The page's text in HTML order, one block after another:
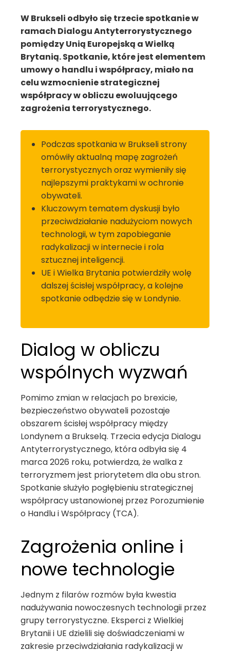
W Brukseli odbyło się trzecie spotkanie w
ramach Dialogu Antyterrorystycznego
pomiędzy Unią Europejską a Wielką
Brytanią. Spotkanie, które jest elementem
umowy o handlu i współpracy, miało na
celu wzmocnienie strategicznej
współpracy w obliczu ewoluującego
zagrożenia terrorystycznego.
Podczas spotkania w Brukseli strony
omówiły aktualną mapę zagrożeń
terrorystycznych oraz wymieniły się
najlepszymi praktykami w ochronie
obywateli.
Kluczowym tematem dyskusji było
przeciwdziałanie nadużyciom nowych
technologii, w tym zapobieganie
radykalizacji w internecie i rola
sztucznej inteligencji.
UE i Wielka Brytania potwierdziły wolę
dalszej ścisłej współpracy, a kolejne
spotkanie odbędzie się w Londynie.
Dialog w obliczu
wspólnych wyzwań
Pomimo zmian w relacjach po brexicie,
bezpieczeństwo obywateli pozostaje
obszarem ścisłej współpracy między
Londynem a Brukselą. Trzecia edycja Dialogu
Antyterrorystycznego, która odbyła się 4
marca 2026 roku, potwierdza, że walka z
terroryzmem jest priorytetem dla obu stron.
Spotkanie służyło pogłębieniu strategicznej
współpracy ustanowionej przez Porozumienie
o Handlu i Współpracy (TCA).
Zagrożenia online i
nowe technologie
Jednym z filarów rozmów była kwestia
nadużywania nowoczesnych technologii przez
grupy terrorystyczne. Eksperci z Wielkiej
Brytanii i UE dzielili się doświadczeniami w
zakresie przeciwdziałania radykalizacji w